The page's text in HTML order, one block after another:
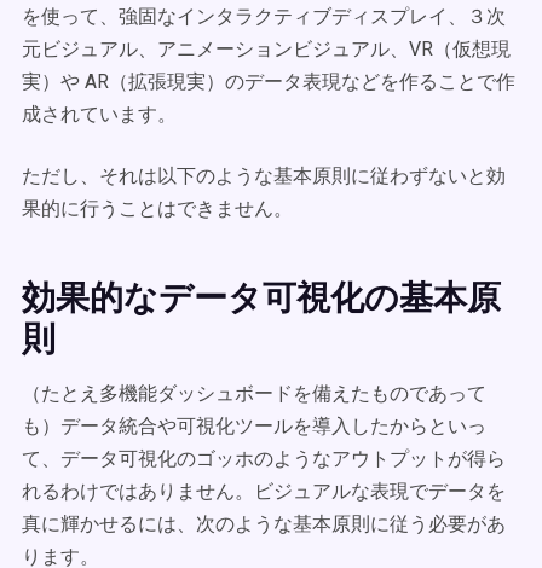
を使って、強固なインタラクティブディスプレイ、３次
元ビジュアル、アニメーションビジュアル、VR（仮想現
実）や AR（拡張現実）のデータ表現などを作ることで作
成されています。
ただし、それは以下のような基本原則に従わずないと効
果的に行うことはできません。
効果的なデータ可視化の基本原
則
（たとえ多機能ダッシュボードを備えたものであって
も）データ統合や可視化ツールを導入したからといっ
て、データ可視化のゴッホのようなアウトプットが得ら
れるわけではありません。ビジュアルな表現でデータを
真に輝かせるには、次のような基本原則に従う必要があ
ります。